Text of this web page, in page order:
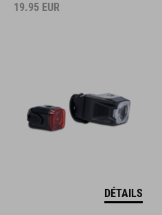
19.95 EUR
DÉTAILS